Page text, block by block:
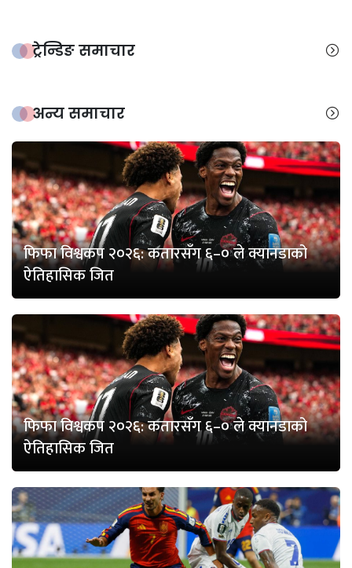
ट्रेन्डिङ समाचार
अन्य समाचार
फिफा विश्वकप २०२६: कतारसँग ६–० ले क्यानडाको
ऐतिहासिक जित
फिफा विश्वकप २०२६: कतारसँग ६–० ले क्यानडाको
ऐतिहासिक जित